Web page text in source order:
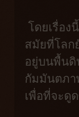
โดยเรื่อ
สมัยที่โลก
อยู่บนพื้นดิ
กัมมันตภา
เพื่อที่จะดู